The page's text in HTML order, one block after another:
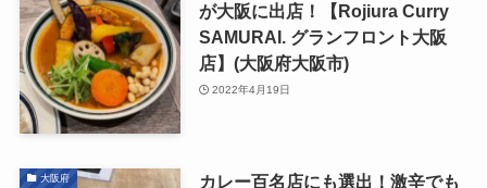
が大阪に出店！【Rojiura Curry
SAMURAI. グランフロント大阪
店】(大阪府大阪市)
2022年4月19日
大阪府
カレー百名店にも選出！激辛でも